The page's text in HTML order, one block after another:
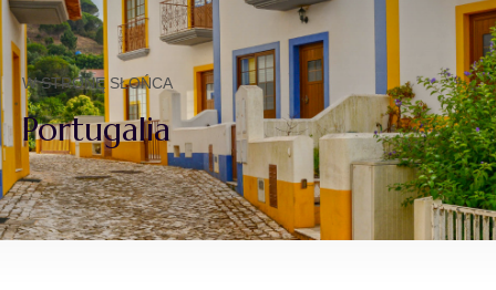
W STRONĘ SŁOŃCA
Portugalia